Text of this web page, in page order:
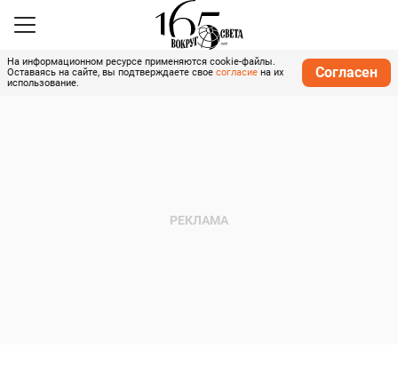
На информационном ресурсе применяются cookie-файлы.
Оставаясь на сайте, вы подтверждаете свое согласие на их
использование.
Согласен